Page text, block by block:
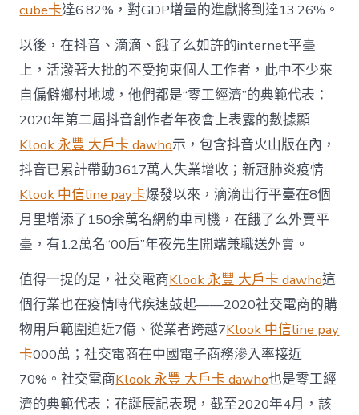
cube卡達6.82%，對GDP增量的進獻將到達13.26%。
以後，在抖音、滴滴、餓了么如許的internet平臺
上，活潑著大批的不受拘束個人工作者，此中不少來
自偏僻鄉村地域，他們都是“零工經濟”的典範代表：
2020年第二屆抖音創作者年夜會上表露的數據顯
Klook 永豐 大戶卡 dawho示，包含抖音火山版在內，
抖音已累計帶動3617萬人失業增收；新冠肺炎疫情
Klook 中信line pay卡爆發以來，滴滴出行平臺在8個
月里增添了150余萬名網約車司機，在餓了么外賣平
臺，有1.2萬名“00后”年夜先生開端兼職送外賣。
值得一提的是，社交電商Klook 永豐 大戶卡 dawho這
個行業也在疫情時代疾速鼓起——2020社交電商的購
物用戶範圍迫近7億、從業者跨越7Klook 中信line pay
卡000萬；社交電商在中國電子商務滲入率接近
70%。社交電商Klook 永豐 大戶卡 dawho也是零工經
濟的典範代表：花誕辰記表現，截至2020年4月，該